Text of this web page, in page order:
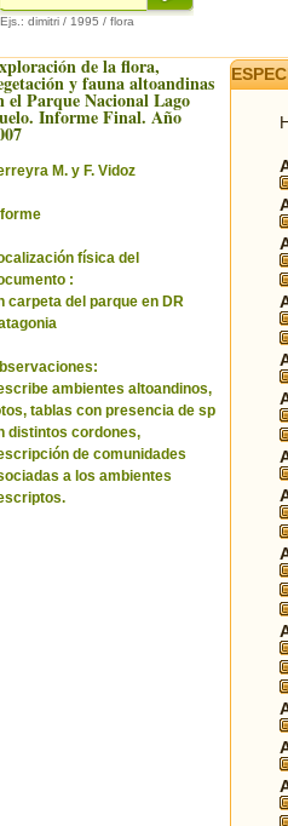
Ejs.: dimitri / 1995 / flora
de la flora,
y fauna altoandinas
el Parque Nacional Lago
Informe Final. Año
M. y F. Vidoz
física del
:
carpeta del parque en DR
ambientes altoandinos,
tablas con presencia de sp
distintos cordones,
de comunidades
a los ambientes